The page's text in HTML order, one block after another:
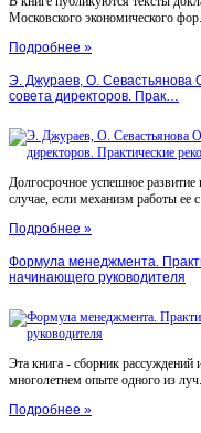
Московского экономического
Подробнее »
Э. Джураев, О. Севастьянова
совета директоров. Прак…
Долгосрочное успешное
случае, если механизм работы ее
Подробнее »
Формула менеджмента.
начинающего руководителя
Эта книга - сборник
многолетнем опыте одного из луч...
Подробнее »